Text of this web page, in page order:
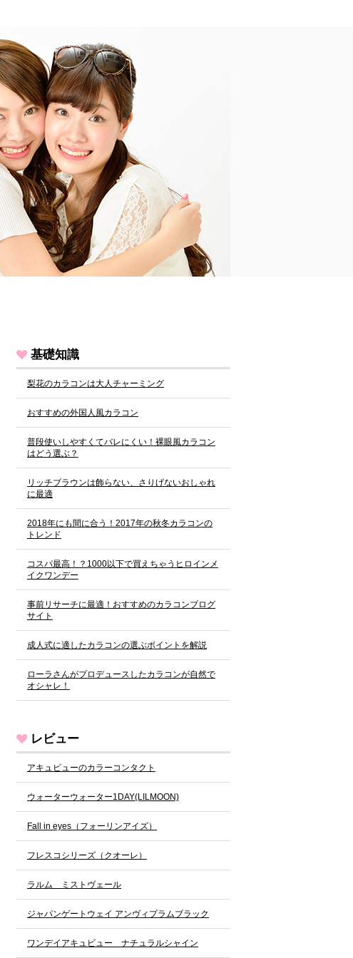
基礎知識
梨花のカラコンは大人チャーミング
おすすめの外国人風カラコン
普段使いしやすくてバレにくい！裸眼風カラコン
はどう選ぶ？
リッチブラウンは飾らない、さりげないおしゃれ
に最適
2018年にも間に合う！2017年の秋冬カラコンの
トレンド
コスパ最高！？1000以下で買えちゃうヒロインメ
イクワンデー
事前リサーチに最適！おすすめのカラコンブログ
サイト
成人式に適したカラコンの選ぶポイントを解説
ローラさんがプロデュースしたカラコンが自然で
オシャレ！
レビュー
アキュビューのカラーコンタクト
ウォーターウォーター1DAY(LILMOON)
Fall in eyes（フォーリンアイズ）
フレスコシリーズ（クオーレ）
ラルム ミストヴェール
ジャパンゲートウェイ アンヴィプラムブラック
ワンデイアキュビュー ナチュラルシャイン